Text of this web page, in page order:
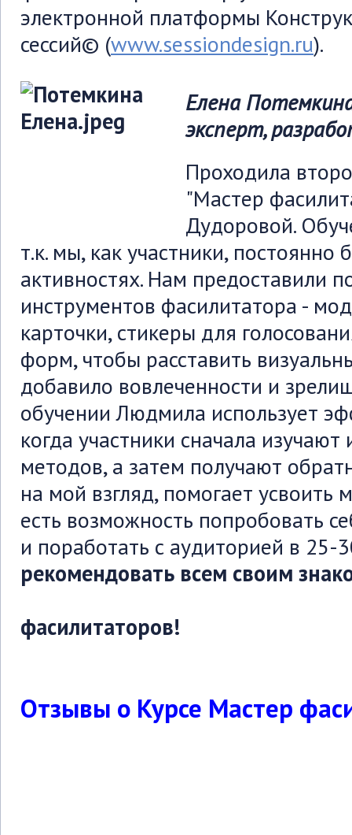
электронной платформы
сессий© (www.sessiondesign.ru).
Елена
эксперт,
Проходила
"Мастер
Дудоровой.
т.к. мы, как участники, постоянно
активностях. Нам предоставили
инструментов фасилитатора -
карточки, стикеры для
форм, чтобы расставить
добавило вовлеченности и
обучении Людмила использует
когда участники сначала
методов, а затем получают
на мой взгляд, помогает
есть возможность попробовать
и поработать с аудиторией в 25-
рекомендовать всем
фасилитаторов!
Отзывы о Курсе Мастер